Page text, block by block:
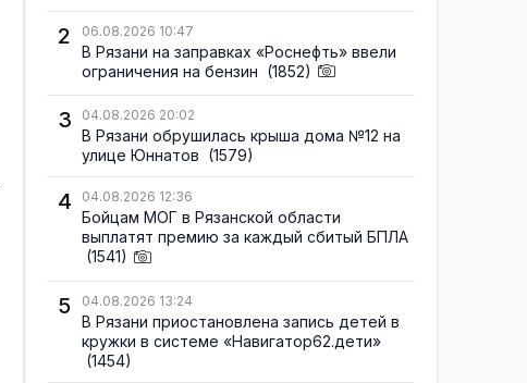
2 06.08.2026 10:47
В Рязани на заправках «Роснефть» ввели
ограничения на бензин (1852)
3 04.08.2026 20:02
В Рязани обрушилась крыша дома №12 на
улице Юннатов (1579)
4 04.08.2026 12:36
Бойцам МОГ в Рязанской области
выплатят премию за каждый сбитый БПЛА
(1541)
5 04.08.2026 13:24
В Рязани приостановлена запись детей в
кружки в системе «Навигатор62.дети»
(1454)